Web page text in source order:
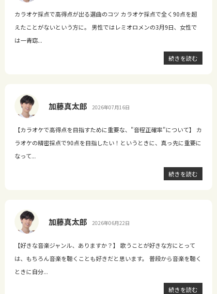
カラオケ採点で高得点が出る選曲のコツ カラオケ採点で全く90点を超
えたことがないという方に。 男性ではレミオロメンの3月9日、女性で
は一青窈...
続きを読む
加藤真太郎 2026年07月16日
【カラオケで高得点を目指すために重要な、"音程正確率"について】 カ
ラオケの精密採点で90点を目指したい！というときに、真っ先に重要に
なって...
続きを読む
加藤真太郎 2026年06月22日
【好きな音楽ジャンル、ありますか？】 歌うことが好きな方にとって
は、もちろん音楽を聴くことも好きだと思います。 普段から音楽を聴く
ときに自分...
続きを読む